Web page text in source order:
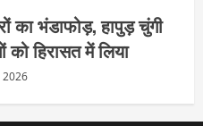
का भंडाफोड़, हापुड़ चुंगी
को हिरासत में लिया
2026